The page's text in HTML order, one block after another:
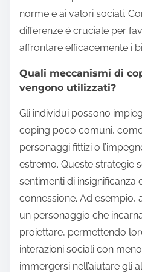
norme e ai valori sociali.
differenze è cruciale per
affrontare efficacemente i
Quali meccanismi di
vengono utilizzati?
Gli individui possono
coping poco comuni,
personaggi fittizi o
estremo. Queste strategie
sentimenti di insignificanza
connessione. Ad esempio,
un personaggio che
proiettare, permettendo
interazioni sociali con
immergersi nell’aiutare gli